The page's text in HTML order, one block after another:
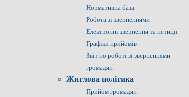
Нормативна база
Робота зі зверненнями
Електронні звернення та петиції
Графіки прийомів
Звіт по роботі зі зверненнями
громадян
Житлова політика
Прийом громадян